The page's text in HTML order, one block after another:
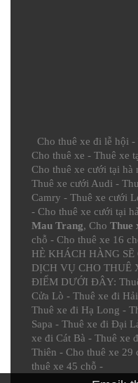
Cho thuê xe đi lễ hội -
Cho thuê xe - Thuê xe
Cho thuê xe cưới tại hà
Thuê xe cưới Audi -
Camry - Thuê xe cưới
- Cho thuê xe cưới tại
Mau Trang, Cho Thue
chỗ - Cho thuê xe 16
HÈ KHÁCH HÀNG
DỊCH VỤ CHO THUÊ
ĐIỂM DƯỚI ĐÂY:
Cửa Lò - Thuê xe đi
Thuê xe đi Hạ Long -
Sapa - Thuê xe đi Đại
xe đi Cát Bà - Thuê xe
Thiên - Cho thuê xe 29
thuê xe 45 chỗ -